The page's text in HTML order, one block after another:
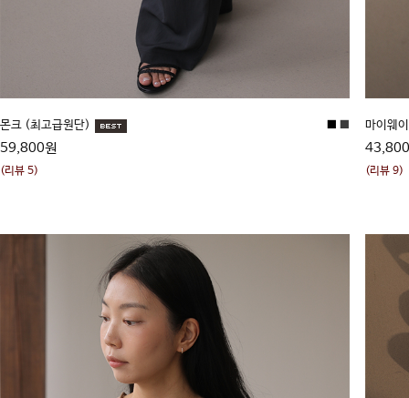
몬크 (최고급원단)
59,800원
(리뷰 5)
마이웨
(리뷰 9)